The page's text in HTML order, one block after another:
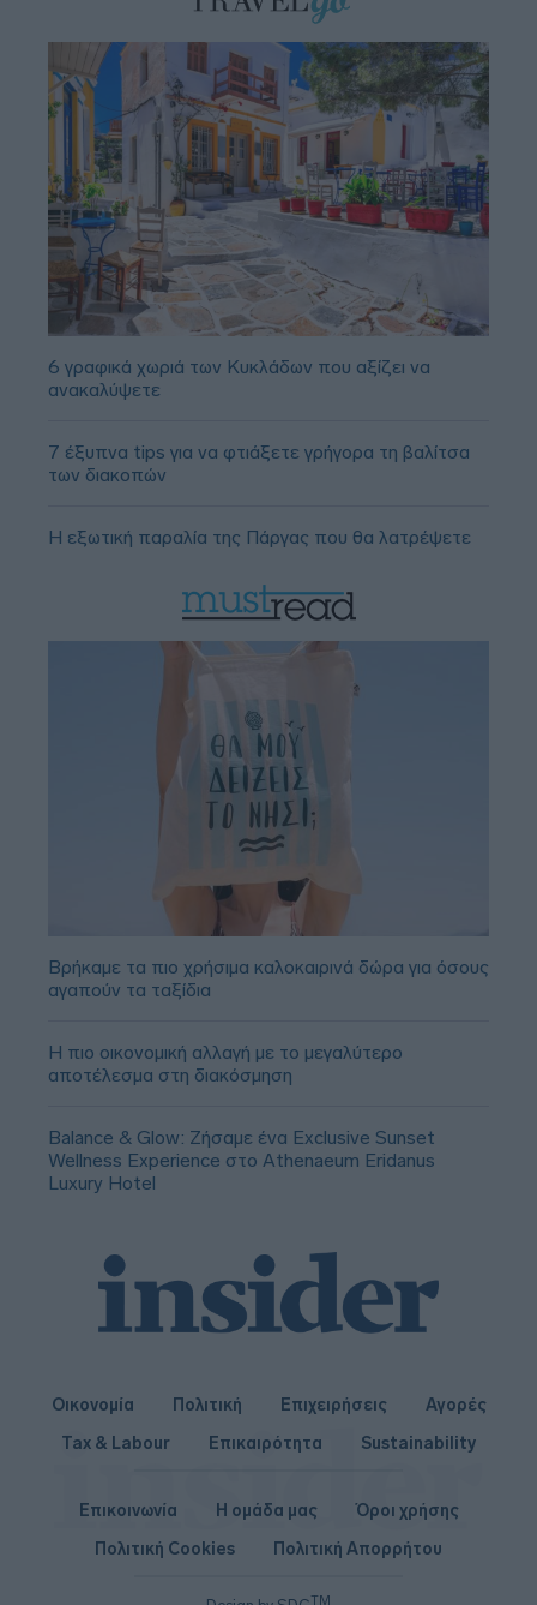
6 γραφικά χωριά των Κυκλάδων που αξίζει να
ανακαλύψετε
7 έξυπνα tips για να φτιάξετε γρήγορα τη βαλίτσα
των διακοπών
Η εξωτική παραλία της Πάργας που θα λατρέψετε
Βρήκαμε τα πιο χρήσιμα καλοκαιρινά δώρα για όσους
αγαπούν τα ταξίδια
Η πιο οικονομική αλλαγή με το μεγαλύτερο
αποτέλεσμα στη διακόσμηση
Balance & Glow: Ζήσαμε ένα Exclusive Sunset
Wellness Experience στο Athenaeum Eridanus
Luxury Hotel
Οικονομία Πολιτική Επιχειρήσεις
Αγορές
Tax & Labour
Επικαιρότητα Sustainability
TM
Επικοινωνία Η ομάδα μας
Όροι χρήσης
Πολιτική Cookies
Πολιτική Απορρήτου